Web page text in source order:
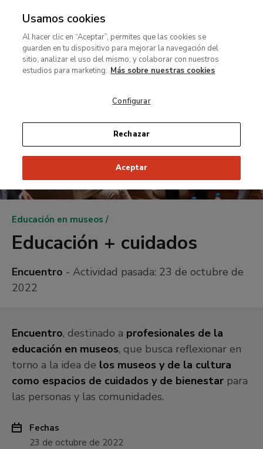
MENÚ
contenido
principal
Ruta
de
navegación
Educación en museos
Educación + cuidados
Encuentro - Actividad pasada: 23 de octubre de
2022
Encuentro, destinado a profesionales de la
educación en museos, que busca reflexionar en
torno a la idea de los museos y de la cultura
como espacios de cuidados y de bienestar para
las personas y las comunidades.
Fechas
23 de octubre de 2022
Usamos cookies
Al hacer clic en “Aceptar”, permites que las cookies se
guarden en tu dispositivo para mejorar la navegación del
sitio, analizar el uso del mismo, y colaborar con nuestros
estudios para marketing. Más sobre nuestras cookies
Configurar
Rechazar
Aceptar